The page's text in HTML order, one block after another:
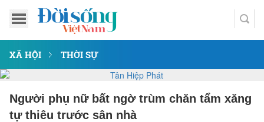
XÃ HỘI THỜI SỰ
Người phụ nữ bất ngờ trùm chăn tẩm xăng
tự thiêu trước sân nhà